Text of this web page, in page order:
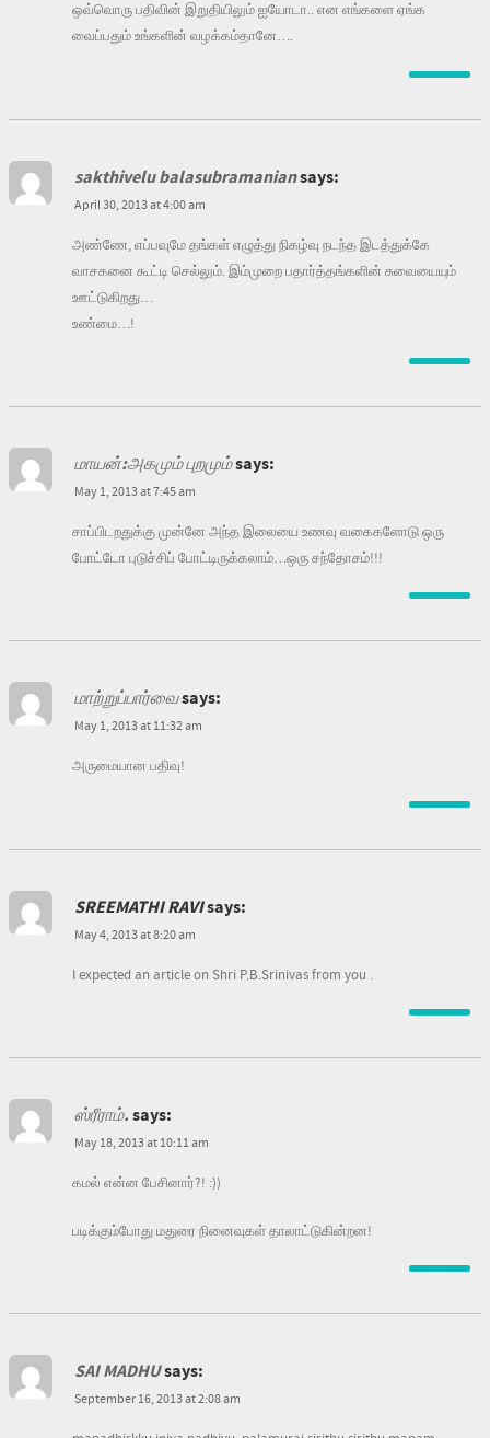
ஒவ்வொரு பதிவின் இறுதியிலும் ஐயோடா.. என எங்களை ஏங்க
வைப்பதும் உங்களின் வழக்கம்தானே….
sakthivelu balasubramaniansays:
April 30, 2013 at 4:00 am
அண்ணே, எப்பவுமே தங்கள் எழுத்து நிகழ்வு நடந்த இடத்துக்கே
வாசகனை கூட்டி செல்லும். இம்முறை பதார்த்தங்களின் சுவையையும்
ஊட்டுகிறது…
உண்மை…!
மாயன்:அகமும் புறமும்says:
May 1, 2013 at 7:45 am
சாப்பிடறதுக்கு முன்னே அந்த இலையை உணவு வகைகளோடு ஒரு
போட்டோ புடுச்சிப் போட்டிருக்கலாம்…ஒரு சந்தோசம்!!!
மாற்றுப்பார்வைsays:
May 1, 2013 at 11:32 am
அருமையான பதிவு!
SREEMATHI RAVIsays:
May 4, 2013 at 8:20 am
I expected an article on Shri P.B.Srinivas from you .
ஸ்ரீராம்.says:
May 18, 2013 at 10:11 am
கமல் என்ன பேசினார்?! :))
படிக்கும்போது மதுரை நினைவுகள் தாலாட்டுகின்றன!
SAI MADHUsays:
September 16, 2013 at 2:08 am